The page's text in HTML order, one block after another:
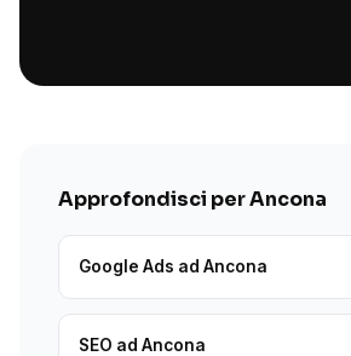
Approfondisci per Ancona
Google Ads ad Ancona
SEO ad Ancona